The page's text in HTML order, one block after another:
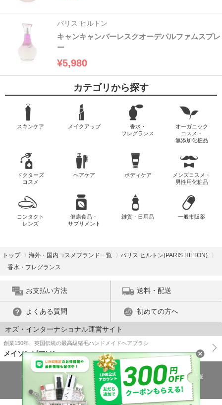
パリス ヒルトン
キャンキャンバーレスクオーデパルファムスプレ
ー
¥5,980
カテゴリから探す
スキンケア メイクアップ
香水・
フレグランス
オーガニック
コスメ・
無添加化粧品
ドクターズ
コスメ
ヘアケア ボディケア
メンズコスメ・
男性用化粧品
コンタクト
レンズ
健康食品・
サプリメント
雑貨・日用品 一般市販薬
トップ 海外・国内コスメブランド一覧
パリス ヒルトン(PARIS HILTON)
香水・フレグランス
お支払い方法 送料・配送
よくある質問 初めての方へ
オズ・インターナショナル運営サイト
創業150年、英国伝統の最高級猪毛ハンドメイドヘアブラシ
メイソンピアソン
特商法に基づく表示 プライバシーポリシー
医薬品販売許可証の情報
ご利用規約
PC版で表示